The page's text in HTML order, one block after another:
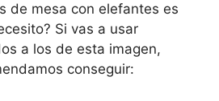
de mesa con elefantes es
Si vas a usar
a los de esta imagen,
conseguir: